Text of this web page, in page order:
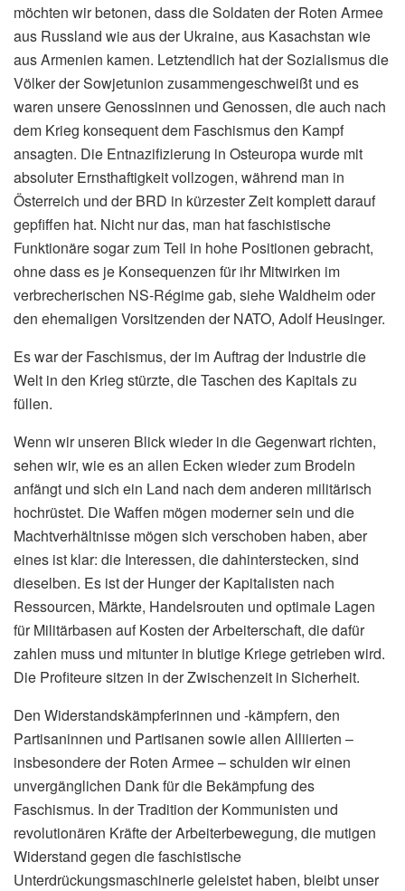
möchten wir betonen, dass die Soldaten der Roten Armee
aus Russland wie aus der Ukraine, aus Kasachstan wie
aus Armenien kamen. Letztendlich hat der Sozialismus die
Völker der Sowjetunion zusammengeschweißt und es
waren unsere Genossinnen und Genossen, die auch nach
dem Krieg konsequent dem Faschismus den Kampf
ansagten. Die Entnazifizierung in Osteuropa wurde mit
absoluter Ernsthaftigkeit vollzogen, während man in
Österreich und der BRD in kürzester Zeit komplett darauf
gepfiffen hat. Nicht nur das, man hat faschistische
Funktionäre sogar zum Teil in hohe Positionen gebracht,
ohne dass es je Konsequenzen für ihr Mitwirken im
verbrecherischen NS-Régime gab, siehe Waldheim oder
den ehemaligen Vorsitzenden der NATO, Adolf Heusinger.
Es war der Faschismus, der im Auftrag der Industrie die
Welt in den Krieg stürzte, die Taschen des Kapitals zu
füllen.
Wenn wir unseren Blick wieder in die Gegenwart richten,
sehen wir, wie es an allen Ecken wieder zum Brodeln
anfängt und sich ein Land nach dem anderen militärisch
hochrüstet. Die Waffen mögen moderner sein und die
Machtverhältnisse mögen sich verschoben haben, aber
eines ist klar: die Interessen, die dahinterstecken, sind
dieselben. Es ist der Hunger der Kapitalisten nach
Ressourcen, Märkte, Handelsrouten und optimale Lagen
für Militärbasen auf Kosten der Arbeiterschaft, die dafür
zahlen muss und mitunter in blutige Kriege getrieben wird.
Die Profiteure sitzen in der Zwischenzeit in Sicherheit.
Den Widerstandskämpferinnen und ‑kämpfern, den
Partisaninnen und Partisanen sowie allen Alliierten –
insbesondere der Roten Armee – schulden wir einen
unvergänglichen Dank für die Bekämpfung des
Faschismus. In der Tradition der Kommunisten und
revolutionären Kräfte der Arbeiterbewegung, die mutigen
Widerstand gegen die faschistische
Unterdrückungsmaschinerie geleistet haben, bleibt unser